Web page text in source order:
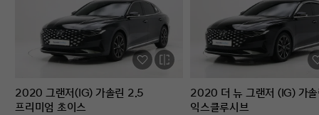
2020 그랜저(IG) 가솔린 2.5
프리미엄 초이스
2020 더 뉴 그랜저 (IG) 가
익스클루시브